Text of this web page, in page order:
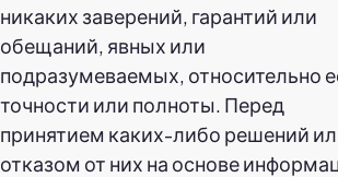
никаких заверений, гарантий или
обещаний, явных или
подразумеваемых, относительно
точности или полноты. Перед
принятием каких-либо решений
отказом от них на основе